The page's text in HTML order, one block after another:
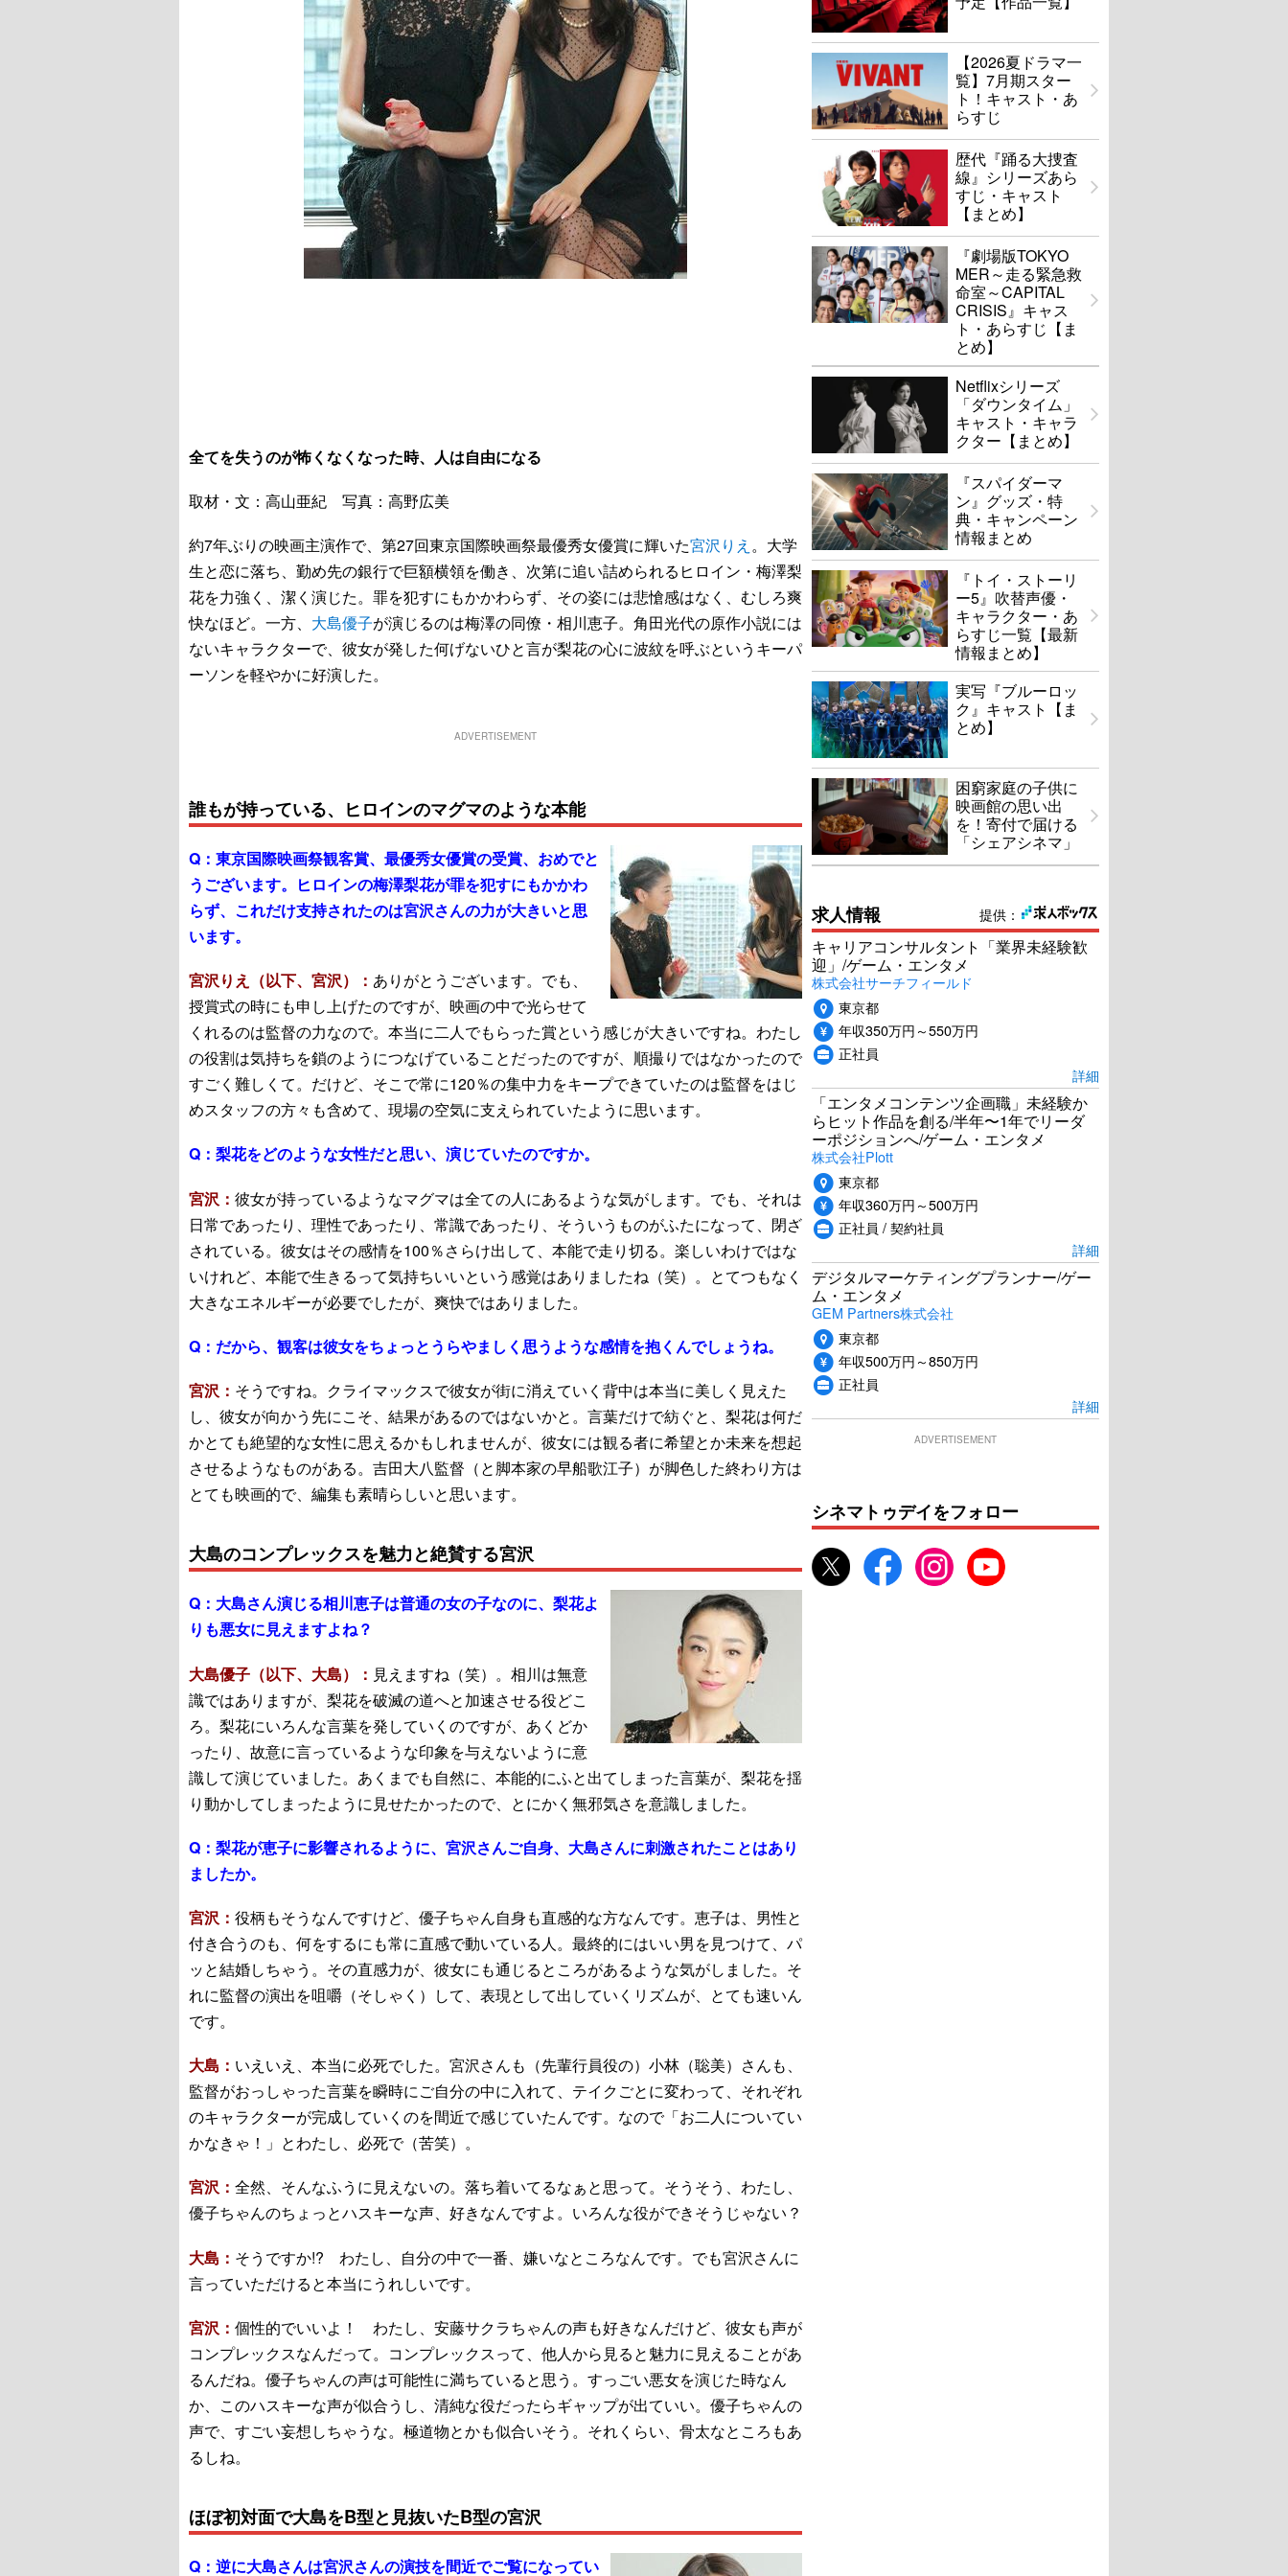
全てを失うのが怖くなくなった時、人は自由になる
取材・文：高山亜紀 写真：高野広美
約7年ぶりの映画主演作で、第27回東京国際映画祭最優秀女優賞に輝いた宮沢りえ 。大学
生と恋に落ち、勤め先の銀行で巨額横領を働き、次第に追い詰められるヒロイン・梅澤梨
花を力強く、潔く演じた。罪を犯すにもかかわらず、その姿には悲愴感はなく、むしろ爽
快なほど。一方、 大島優子が演じるのは梅澤の同僚・相川恵子。角田光代の原作小説には
ないキャラクターで、彼女が発した何げないひと言が梨花の心に波紋を呼ぶというキーパ
ーソンを軽やかに好演した。
ADVERTISEMENT
誰もが持っている、ヒロインのマグマのような本能
Q： 東京国際映画祭観客賞、最優秀女優賞の受賞、おめでと
うございます。ヒロインの梅澤梨花が罪を犯すにもかかわ
らず、これだけ支持されたのは宮沢さんの力が大きいと思
います。
宮沢りえ（以下、宮沢）： ありがとうございます。でも、
授賞式の時にも申し上げたのですが、映画の中で光らせて
くれるのは監督の力なので。本当に二人でもらった賞という感じが大きいですね。わたし
の役割は気持ちを鎖のようにつなげていることだったのですが、順撮りではなかったので
すごく難しくて。だけど、そこで常に120％の集中力をキープできていたのは監督をはじ
めスタッフの方々も含めて、現場の空気に支えられていたように思います。
Q： 梨花をどのような女性だと思い、演じていたのですか。
宮沢： 彼女が持っているようなマグマは全ての人にあるような気がします。でも、それは
日常であったり、理性であったり、常識であったり、そういうものがふたになって、閉ざ
されている。彼女はその感情を100％さらけ出して、本能で走り切る。楽しいわけではな
いけれど、本能で生きるって気持ちいいという感覚はありましたね（笑）。とてつもなく
大きなエネルギーが必要でしたが、爽快ではありました。
Q： だから、観客は彼女をちょっとうらやましく思うような感情を抱くんでしょうね。
宮沢： そうですね。クライマックスで彼女が街に消えていく背中は本当に美しく見えた
し、彼女が向かう先にこそ、結果があるのではないかと。言葉だけで紡ぐと、梨花は何だ
かとても絶望的な女性に思えるかもしれませんが、彼女には観る者に希望とか未来を想起
させるようなものがある。吉田大八監督（と脚本家の早船歌江子）が脚色した終わり方は
とても映画的で、編集も素晴らしいと思います。
大島のコンプレックスを魅力と絶賛する宮沢
Q： 大島さん演じる相川恵子は普通の女の子なのに、梨花よ
りも悪女に見えますよね？
大島優子（以下、大島）： 見えますね（笑）。相川は無意
識ではありますが、梨花を破滅の道へと加速させる役どこ
ろ。梨花にいろんな言葉を発していくのですが、あくどか
ったり、故意に言っているような印象を与えないように意
識して演じていました。あくまでも自然に、本能的にふと出てしまった言葉が、梨花を揺
り動かしてしまったように見せたかったので、とにかく無邪気さを意識しました。
Q： 梨花が恵子に影響されるように、宮沢さんご自身、大島さんに刺激されたことはあり
ましたか。
宮沢： 役柄もそうなんですけど、優子ちゃん自身も直感的な方なんです。恵子は、男性と
付き合うのも、何をするにも常に直感で動いている人。最終的にはいい男を見つけて、パ
ッと結婚しちゃう。その直感力が、彼女にも通じるところがあるような気がしました。そ
れに監督の演出を咀嚼（そしゃく）して、表現として出していくリズムが、とても速いん
です。
大島： いえいえ、本当に必死でした。宮沢さんも（先輩行員役の）小林（聡美）さんも、
監督がおっしゃった言葉を瞬時にご自分の中に入れて、テイクごとに変わって、それぞれ
のキャラクターが完成していくのを間近で感じていたんです。なので「お二人についてい
かなきゃ！」とわたし、必死で（苦笑）。
宮沢： 全然、そんなふうに見えないの。落ち着いてるなぁと思って。そうそう、わたし、
優子ちゃんのちょっとハスキーな声、好きなんですよ。いろんな役ができそうじゃない？
大島： そうですか!? わたし、自分の中で一番、嫌いなところなんです。でも宮沢さんに
言っていただけると本当にうれしいです。
宮沢： 個性的でいいよ！ わたし、安藤サクラちゃんの声も好きなんだけど、彼女も声が
コンプレックスなんだって。コンプレックスって、他人から見ると魅力に見えることがあ
るんだね。優子ちゃんの声は可能性に満ちていると思う。すっごい悪女を演じた時なん
か、このハスキーな声が似合うし、清純な役だったらギャップが出ていい。優子ちゃんの
声で、すごい妄想しちゃうな。極道物とかも似合いそう。それくらい、骨太なところもあ
るしね。
ほぼ初対面で大島をB型と見抜いたB型の宮沢
Q： 逆に大島さんは宮沢さんの演技を間近でご覧になってい
【2026夏ドラマ一
覧】7月期スター
ト！キャスト・あ
らすじ
歴代『踊る大捜査
線』シリーズあら
すじ・キャスト
【まとめ】
『劇場版TOKYO
MER～走る緊急救
命室～CAPITAL
CRISIS』キャス
ト・あらすじ【ま
とめ】
Netflixシリーズ
「ダウンタイム」
キャスト・キャラ
クター【まとめ】
『スパイダーマ
ン』グッズ・特
典・キャンペーン
情報まとめ
『トイ・ストーリ
ー5』吹替声優・
キャラクター・あ
らすじ一覧【最新
情報まとめ】
実写『ブルーロッ
ク』キャスト【ま
とめ】
困窮家庭の子供に
映画館の思い出
を！寄付で届ける
「シェアシネマ」
提供：
求人情報
キャリアコンサルタント「業界未経験歓
迎」/ゲーム・エンタメ
株式会社サーチフィールド
東京都
年収350万円～550万円
正社員
詳細
「エンタメコンテンツ企画職」未経験か
らヒット作品を創る/半年〜1年でリーダ
ーポジションへ/ゲーム・エンタメ
株式会社Plott
東京都
年収360万円～500万円
正社員 / 契約社員
詳細
デジタルマーケティングプランナー/ゲー
ム・エンタメ
GEM Partners株式会社
東京都
年収500万円～850万円
正社員
詳細
ADVERTISEMENT
シネマトゥデイをフォロー